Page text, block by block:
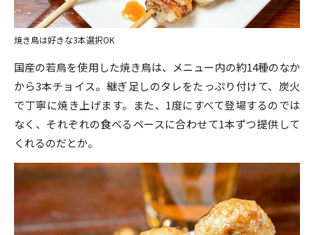
焼き鳥は好きな3本選択OK
国産の若鳥を使用した焼き鳥は、メニュー内の約14種のなか
から3本チョイス。継ぎ足しのタレをたっぷり付けて、炭火
で丁寧に焼き上げます。また、1度にすべて登場するのでは
なく、それぞれの食べるペースに合わせて1本ずつ提供して
くれるのだとか。